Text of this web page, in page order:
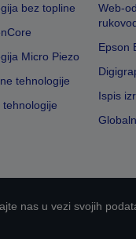
bez topline
Micro Piezo
tehnologije
tehnologije
Web-
Epson
Ispis
nas u vezi svojih